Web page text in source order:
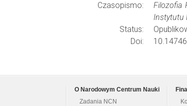
Czasopismo:
Filozofia
Instytutu
Status:
Doi:
O Narodowym Centrum Nauki
Zadania NCN